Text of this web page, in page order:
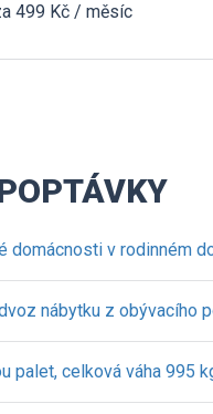
499 Kč / měsíc
domácnosti v rodinném
nábytku z obývacího
palet, celková váha 995